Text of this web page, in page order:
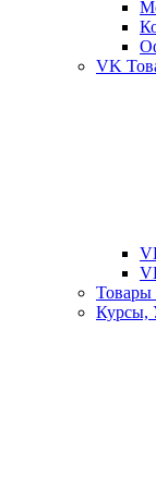
VK
Товары
Курсы,